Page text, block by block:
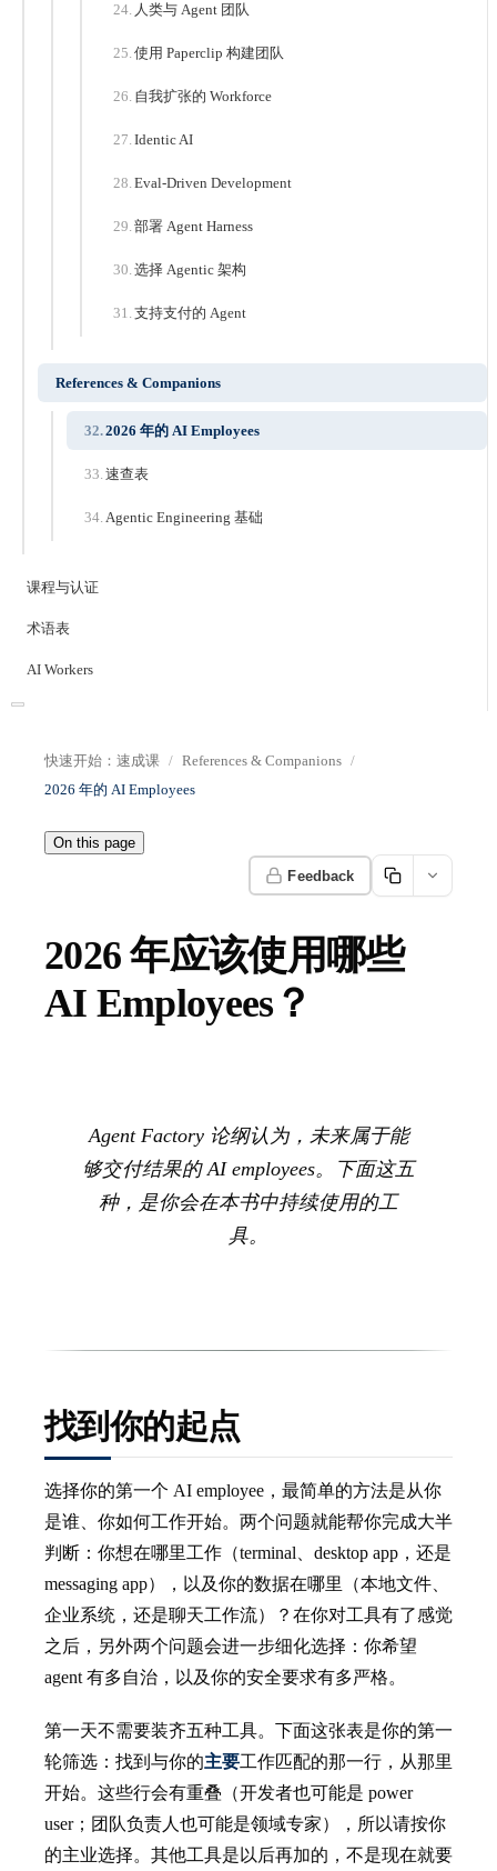
人类与 Agent 团队
使用 Paperclip 构建团队
自我扩张的 Workforce
Identic AI
Eval-Driven Development
部署 Agent Harness
选择 Agentic 架构
支持支付的 Agent
References & Companions
2026 年的 AI Employees
速查表
Agentic Engineering 基础
课程与认证
术语表
AI Workers
快速开始：速成课
References & Companions
2026 年的 AI Employees
On this page
Feedback
2026 年应该使用哪些
AI Employees？
Agent Factory 论纲认为，未来属于能
够交付结果的 AI employees。下面这五
种，是你会在本书中持续使用的工
具。
找到你的起点
选择你的第一个 AI employee，最简单的方法是从你
是谁、你如何工作开始。两个问题就能帮你完成大半
判断：你想在哪里工作（terminal、desktop app，还是
messaging app），以及你的数据在哪里（本地文件、
企业系统，还是聊天工作流）？在你对工具有了感觉
之后，另外两个问题会进一步细化选择：你希望
agent 有多自治，以及你的安全要求有多严格。
第一天不需要装齐五种工具。下面这张表是你的第一
轮筛选：找到与你的主要工作匹配的那一行，从那里
开始。这些行会有重叠（开发者也可能是 power
user；团队负责人也可能是领域专家），所以请按你
的主业选择。其他工具是以后再加的，不是现在就要